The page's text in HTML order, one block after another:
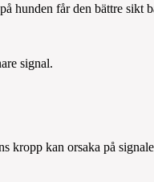
hunden får den bättre
signal.
kropp kan orsaka på